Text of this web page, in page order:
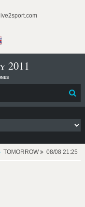
2011
TOMORROW 08/08 21:25